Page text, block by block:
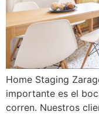
Home Staging
importante es el
corren. Nuestros